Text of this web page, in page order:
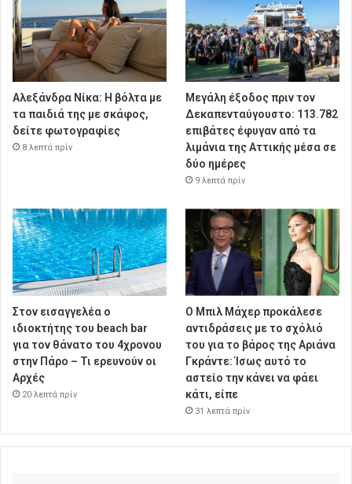
Αλεξάνδρα Νίκα: Η βόλτα με
τα παιδιά της με σκάφος,
δείτε φωτογραφίες
8 λεπτά πρίν
Μεγάλη έξοδος πριν τον
Δεκαπενταύγουστο: 113.782
επιβάτες έφυγαν από τα
λιμάνια της Αττικής μέσα σε
δύο ημέρες
9 λεπτά πρίν
Στον εισαγγελέα ο
ιδιοκτήτης του beach bar
για τον θάνατο του 4χρονου
στην Πάρο – Τι ερευνούν οι
Αρχές
20 λεπτά πρίν
Ο Μπιλ Μάχερ προκάλεσε
αντιδράσεις με το σχόλιό
του για το βάρος της Αριάνα
Γκράντε: Ίσως αυτό το
αστείο την κάνει να φάει
κάτι, είπε
31 λεπτά πρίν